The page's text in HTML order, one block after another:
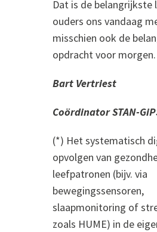
Dat is de belangrijkste
ouders ons vandaag
misschien ook de
opdracht voor morgen.
Bart Vertriest
Coördinator STAN-
(*) Het systematisch
opvolgen van
leefpatronen (bijv. via
bewegingssensoren,
slaapmonitoring of
zoals HUME) in de